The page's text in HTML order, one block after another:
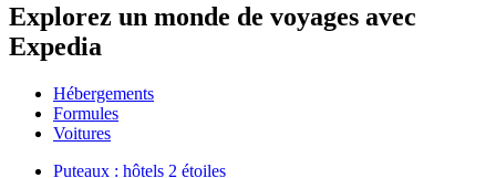
Explorez un monde de voyages avec
Expedia
Hébergements
Formules
Voitures
Puteaux : hôtels 2 étoiles